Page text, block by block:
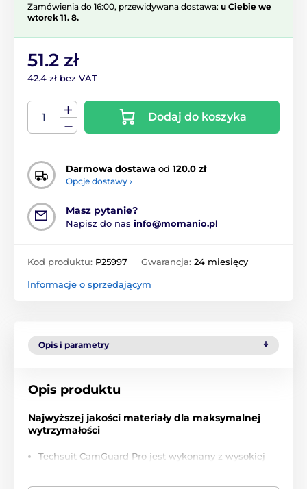
Zamówienia do 16:00, przewidywana dostawa: u Ciebie we
wtorek 11. 8.
51.2 zł
42.4 zł bez VAT
Dodaj do koszyka
Darmowa dostawa od 120.0 zł
Opcje dostawy ›
Masz pytanie?
Napisz do nas info@momanio.pl
Kod produktu: P25997 Gwarancja: 24 miesięcy
Informacje o sprzedającym
Opis i parametry
Opis produktu
Najwyższej jakości materiały dla maksymalnej
wytrzymałości
Techsuit CamGuard Pro jest wykonany z wysokiej